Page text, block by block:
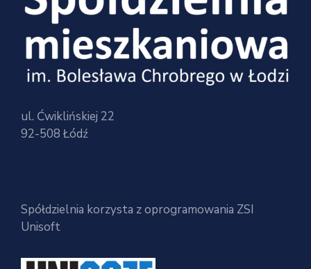
ul. Ćwiklińskiej 22
92-508 Łódź
Spółdzielnia korzysta z oprogramowania ZSI
Unisoft